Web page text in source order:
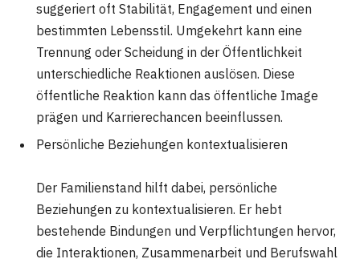
suggeriert oft Stabilität, Engagement und einen
bestimmten Lebensstil. Umgekehrt kann eine
Trennung oder Scheidung in der Öffentlichkeit
unterschiedliche Reaktionen auslösen. Diese
öffentliche Reaktion kann das öffentliche Image
prägen und Karrierechancen beeinflussen.
Persönliche Beziehungen kontextualisieren
Der Familienstand hilft dabei, persönliche
Beziehungen zu kontextualisieren. Er hebt
bestehende Bindungen und Verpflichtungen hervor,
die Interaktionen, Zusammenarbeit und Berufswahl